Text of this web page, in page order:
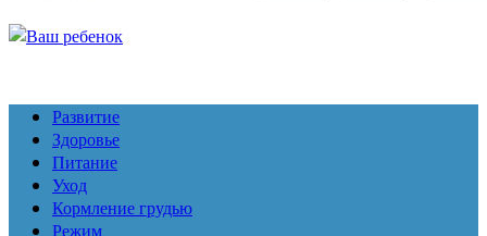
Развитие
Здоровье
Питание
Уход
Кормление грудью
Режим